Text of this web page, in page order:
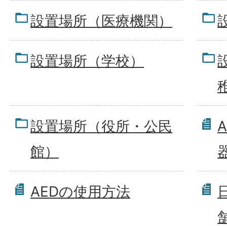
設置場所（医療機関）
設置場所（学校）
設置場所（役所・公民
館）
AEDの使用方法